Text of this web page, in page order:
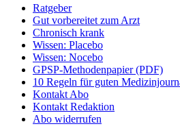
Ratgeber
Gut vorbereitet zum Arzt
Chronisch krank
Wissen: Placebo
Wissen: Nocebo
GPSP-Methodenpapier (PDF)
10 Regeln für guten
Kontakt Abo
Kontakt Redaktion
Abo widerrufen